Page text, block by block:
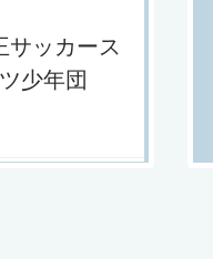
サッカース
少年団